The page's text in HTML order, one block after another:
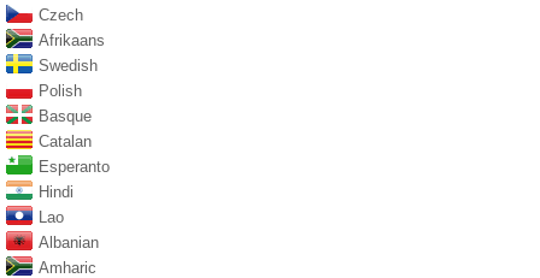
Czech
Afrikaans
Swedish
Polish
Basque
Catalan
Esperanto
Hindi
Lao
Albanian
Amharic